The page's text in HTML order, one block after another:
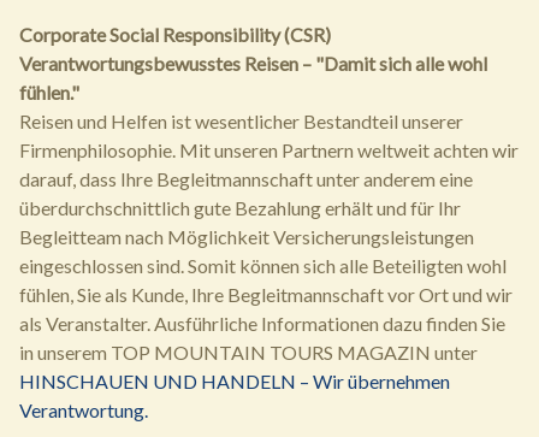
Corporate Social Responsibility (CSR)
Verantwortungsbewusstes Reisen – "Damit sich alle wohl
fühlen."
Reisen und Helfen ist wesentlicher Bestandteil unserer
Firmenphilosophie. Mit unseren Partnern weltweit achten wir
darauf, dass Ihre Begleitmannschaft unter anderem eine
überdurchschnittlich gute Bezahlung erhält und für Ihr
Begleitteam nach Möglichkeit Versicherungsleistungen
eingeschlossen sind. Somit können sich alle Beteiligten wohl
fühlen, Sie als Kunde, Ihre Begleitmannschaft vor Ort und wir
als Veranstalter. Ausführliche Informationen dazu finden Sie
in unserem TOP MOUNTAIN TOURS MAGAZIN unter
HINSCHAUEN UND HANDELN – Wir übernehmen
Verantwortung.